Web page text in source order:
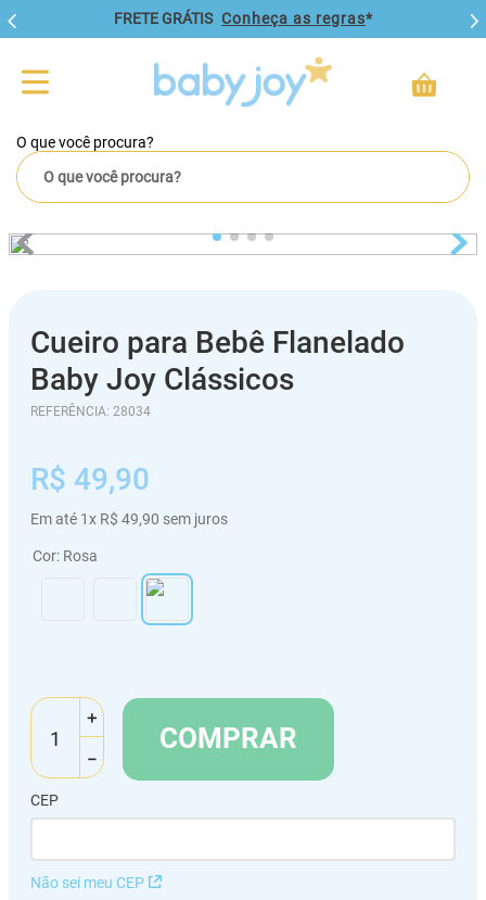
FRETE GRÁTIS Conheça as regras*
O que você procura?
Cueiro para Bebê Flanelado
Baby Joy Clássicos
REFERÊNCIA: 28034
R$ 49,90
Em até 1x R$ 49,90 sem juros
Cor: Rosa
＋
－
COMPRAR
CEP
Não sei meu CEP